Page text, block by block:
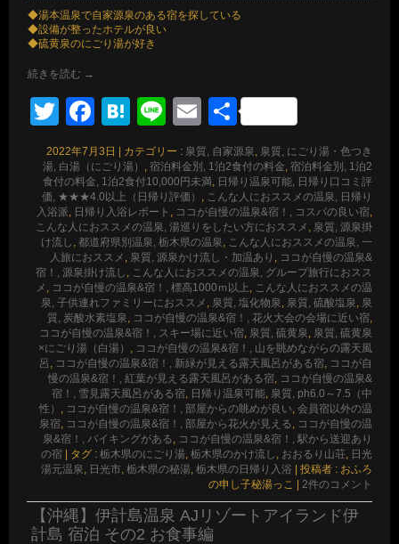
◆湯本温泉で自家源泉のある宿を探している
◆設備が整ったホテルが良い
◆硫黄泉のにごり湯が好き
続きを読む →
TwitterFacebook
Hatena
LineEmail
共
有
2022年7月3日 | カテゴリー : 泉質, 自家源泉 泉質, にごり湯・色つき
湯, 白湯（にごり湯）
宿泊料金別, 1泊2食付の料金 宿泊料金別, 1泊2
食付の料金, 1泊2食付10,000円未満
日帰り温泉可能, 日帰り口コミ評
価, ★★★4.0以上（日帰り評価）
こんな人におススメの温泉, 日帰り
入浴派
日帰り入浴レポート ココが自慢の温泉&宿！, コスパの良い宿
こんな人におススメの温泉, 湯巡りをしたい方におススメ
泉質, 源泉掛
け流し 都道府県別温泉, 栃木県の温泉
こんな人におススメの温泉, 一
人旅におススメ
泉質, 源泉かけ流し・加温あり
ココが自慢の温泉&
宿！, 源泉掛け流し
こんな人におススメの温泉, グループ旅行におスス
メ
ココが自慢の温泉&宿！, 標高1000ｍ以上
こんな人におススメの温
泉, 子供連れファミリーにおススメ
泉質, 塩化物泉 泉質, 硫酸塩泉 泉
質, 炭酸水素塩泉
ココが自慢の温泉&宿！, 花火大会の会場に近い宿
ココが自慢の温泉&宿！, スキー場に近い宿 泉質, 硫黄泉 泉質, 硫黄泉
×にごり湯（白湯）
ココが自慢の温泉&宿！, 山を眺めながらの露天風
呂
ココが自慢の温泉&宿！, 新緑が見える露天風呂がある宿 ココが自
慢の温泉&宿！, 紅葉が見える露天風呂がある宿 ココが自慢の温泉&
宿！, 雪見露天風呂がある宿 日帰り温泉可能 泉質, ph6.0～7.5（中
性）
ココが自慢の温泉&宿！, 部屋からの眺めが良い 会員宿以外の温
泉宿 ココが自慢の温泉&宿！, 部屋から花火が見える
ココが自慢の温
泉&宿！, バイキングがある
ココが自慢の温泉&宿！, 駅から送迎あり
の宿 | タグ : 栃木県のにごり湯 栃木県のかけ流し おおるり山荘 日光
湯元温泉
日光市 栃木県の秘湯 栃木県の日帰り入浴 | 投稿者 : おふろ
の申し子秘湯っこ | 2件のコメント
【沖縄】伊計島温泉 AJリゾートアイランド伊
計島 宿泊 その2 お食事編